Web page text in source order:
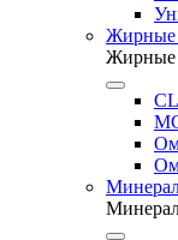
Жирные
Жирные